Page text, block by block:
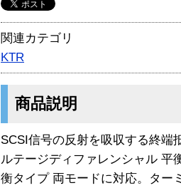
関連カテゴリ
KTR
商品説明
SCSI信号の反射を吸収する終端
ルテージディファレンシャル 平
衡タイプ 両モードに対応。ター